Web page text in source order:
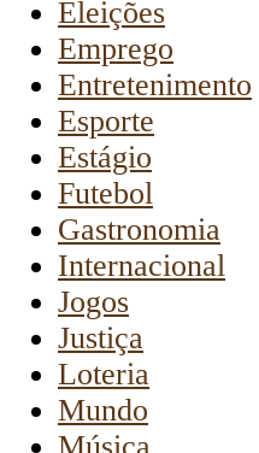
Eleições
Emprego
Entretenimento
Esporte
Estágio
Futebol
Gastronomia
Internacional
Jogos
Justiça
Loteria
Mundo
Música